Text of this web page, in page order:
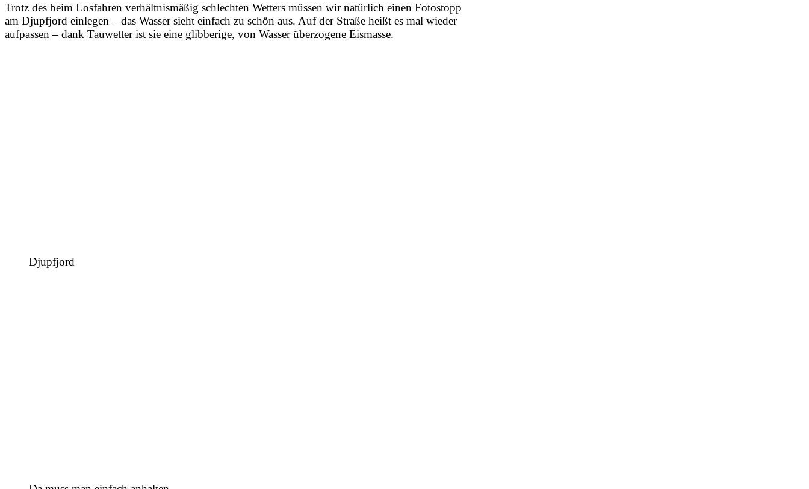
Trotz des beim Losfahren verhältnismäßig schlechten Wetters müssen wir natürlich einen Fotostopp
am Djupfjord einlegen – das Wasser sieht einfach zu schön aus. Auf der Straße heißt es mal wieder
aufpassen – dank Tauwetter ist sie eine glibberige, von Wasser überzogene Eismasse.
Djupfjord